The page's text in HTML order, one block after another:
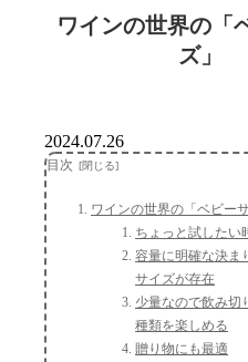
ワインの世界の「
ズ」
2024.07.26
目次
ワインの世界の「ベビーサ
ちょっと試したい
容量に明確な決ま
サイズが存在
少量なので飲み切
種類を楽しめる
贈り物にも最適